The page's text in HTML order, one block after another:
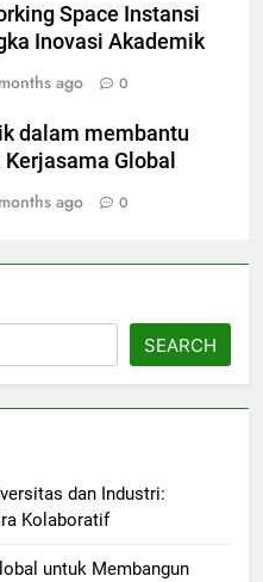
Space Instansi
Inovasi Akademik
ago 0
dalam membantu
Global
ago 0
SEARCH
dan Industri:
Kolaboratif
untuk Membangun